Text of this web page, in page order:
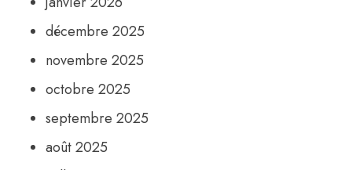
décembre 2025
novembre 2025
octobre 2025
septembre 2025
août 2025